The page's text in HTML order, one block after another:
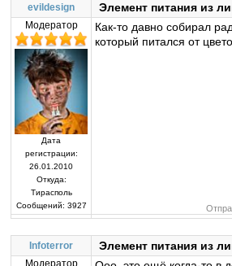
evildesign Элемент питания из
Модератор
Дата
регистрации:
26.01.2010
Откуда:
Тирасполь
Сообщений: 3927
Как-то давно собирал
который питался от
Infoterror Элемент питания из
Модератор